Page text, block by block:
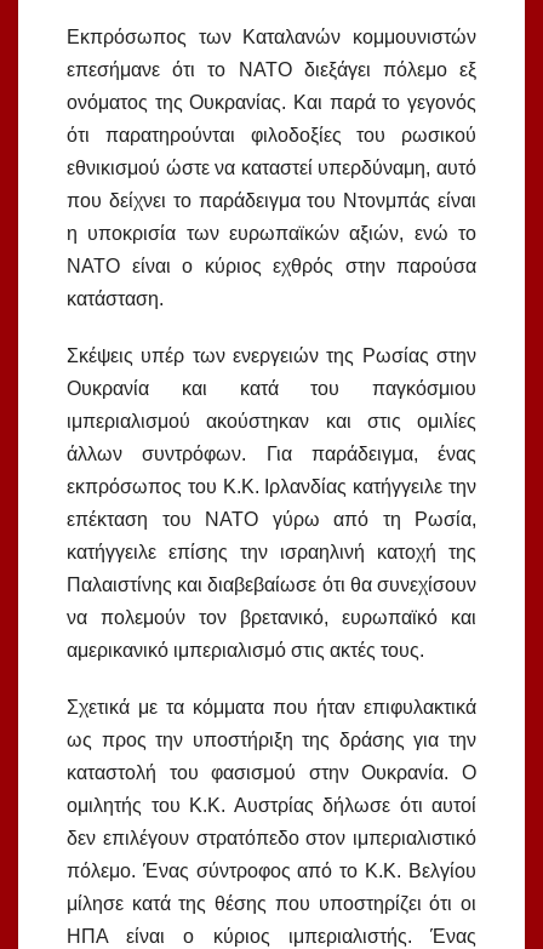
Εκπρόσωπος των Καταλανών κομμουνιστών
επεσήμανε ότι το ΝΑΤΟ διεξάγει πόλεμο εξ
ονόματος της Ουκρανίας. Και παρά το γεγονός
ότι παρατηρούνται φιλοδοξίες του ρωσικού
εθνικισμού ώστε να καταστεί υπερδύναμη, αυτό
που δείχνει το παράδειγμα του Ντονμπάς είναι
η υποκρισία των ευρωπαϊκών αξιών, ενώ το
ΝΑΤΟ είναι ο κύριος εχθρός στην παρούσα
κατάσταση.
Σκέψεις υπέρ των ενεργειών της Ρωσίας στην
Ουκρανία και κατά του παγκόσμιου
ιμπεριαλισμού ακούστηκαν και στις ομιλίες
άλλων συντρόφων. Για παράδειγμα, ένας
εκπρόσωπος του Κ.Κ. Ιρλανδίας κατήγγειλε την
επέκταση του ΝΑΤΟ γύρω από τη Ρωσία,
κατήγγειλε επίσης την ισραηλινή κατοχή της
Παλαιστίνης και διαβεβαίωσε ότι θα συνεχίσουν
να πολεμούν τον βρετανικό, ευρωπαϊκό και
αμερικανικό ιμπεριαλισμό στις ακτές τους.
Σχετικά με τα κόμματα που ήταν επιφυλακτικά
ως προς την υποστήριξη της δράσης για την
καταστολή του φασισμού στην Ουκρανία. Ο
ομιλητής του Κ.Κ. Αυστρίας δήλωσε ότι αυτοί
δεν επιλέγουν στρατόπεδο στον ιμπεριαλιστικό
πόλεμο. Ένας σύντροφος από το Κ.Κ. Βελγίου
μίλησε κατά της θέσης που υποστηρίζει ότι οι
ΗΠΑ είναι ο κύριος ιμπεριαλιστής. Ένας